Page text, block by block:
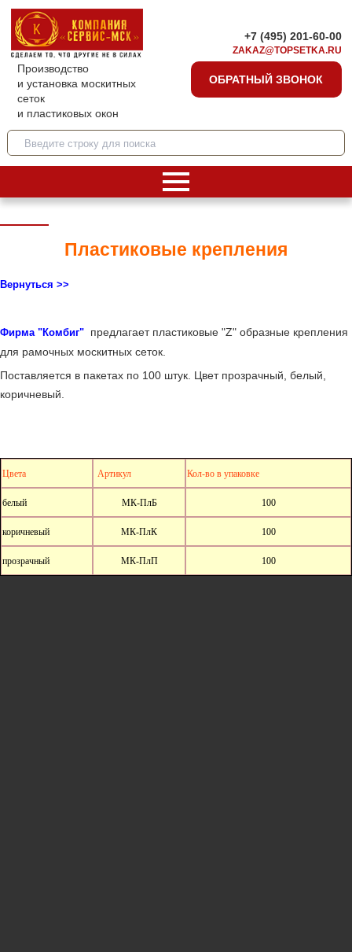
Производство
и установка москитных
сеток
и пластиковых окон
+7 (495) 201-60-00
ZAKAZ@TOPSETKA.RU
ОБРАТНЫЙ ЗВОНОК
Пластиковые крепления
Вернуться >>
Фирма "Комбиг" предлагает пластиковые "Z" образные крепления
для рамочных москитных сеток.
Поставляется в пакетах по 100 штук. Цвет прозрачный, белый,
коричневый.
Цвета Артикул Кол-во в упаковке
белый МК-ПлБ 100
коричневый МК-ПлК 100
прозрачный МК-ПлП 100